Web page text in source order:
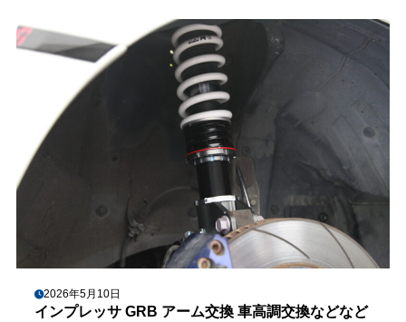
2026年5月10日
インプレッサ GRB アーム交換 車高調交換などなど